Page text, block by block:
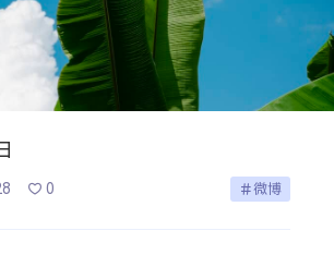
0 微博